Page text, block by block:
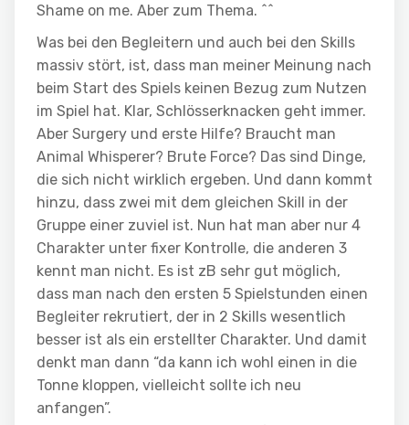
Shame on me. Aber zum Thema. ^^
Was bei den Begleitern und auch bei den Skills
massiv stört, ist, dass man meiner Meinung nach
beim Start des Spiels keinen Bezug zum Nutzen
im Spiel hat. Klar, Schlösserknacken geht immer.
Aber Surgery und erste Hilfe? Braucht man
Animal Whisperer? Brute Force? Das sind Dinge,
die sich nicht wirklich ergeben. Und dann kommt
hinzu, dass zwei mit dem gleichen Skill in der
Gruppe einer zuviel ist. Nun hat man aber nur 4
Charakter unter fixer Kontrolle, die anderen 3
kennt man nicht. Es ist zB sehr gut möglich,
dass man nach den ersten 5 Spielstunden einen
Begleiter rekrutiert, der in 2 Skills wesentlich
besser ist als ein erstellter Charakter. Und damit
denkt man dann “da kann ich wohl einen in die
Tonne kloppen, vielleicht sollte ich neu
anfangen”.